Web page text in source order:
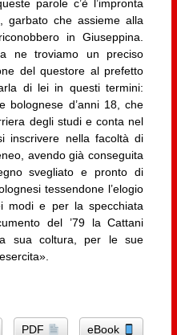
parole c’è l’impronta
garbato che assieme alla
in Giuseppina.
ne troviamo un preciso
del questore al prefetto
di lei in questi termini:
bolognese d’anni 18, che
degli studi e conta nel
inscrivere nella facoltà di
avendo già conseguita
svegliato e pronto di
tessendone l’elogio
modi e per la specchiata
del ’79 la Cattani
sua coltura, per le sue
PDF eBook